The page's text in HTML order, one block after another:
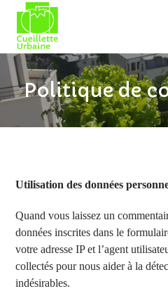
content
Politique de
Utilisation des données
Quand vous laissez un
données inscrites dans le
votre adresse IP et l’agent
collectés pour nous aider à la
indésirables.